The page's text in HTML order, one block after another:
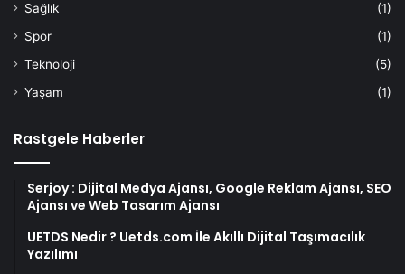
Sağlık
(1)
Spor
(1)
Teknoloji
(5)
Yaşam
(1)
Rastgele Haberler
Serjoy : Dijital Medya Ajansı, Google Reklam Ajansı, SEO
Ajansı ve Web Tasarım Ajansı
UETDS Nedir ? Uetds.com İle Akıllı Dijital Taşımacılık
Yazılımı